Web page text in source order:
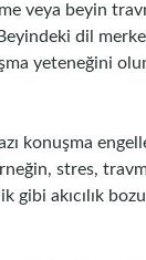
veya beyin
dil
yeteneğini
konuşma
stres,
gibi akıcılık